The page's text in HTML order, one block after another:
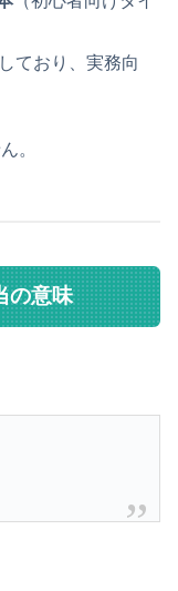
ており、実務向
。
の意味